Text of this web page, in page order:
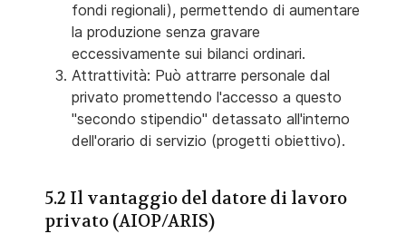
fondi regionali), permettendo di aumentare
la produzione senza gravare
eccessivamente sui bilanci ordinari.
Attrattività: Può attrarre personale dal
privato promettendo l'accesso a questo
"secondo stipendio" detassato all'interno
dell'orario di servizio (progetti obiettivo).
5.2 Il vantaggio del datore di lavoro
privato (AIOP/ARIS)